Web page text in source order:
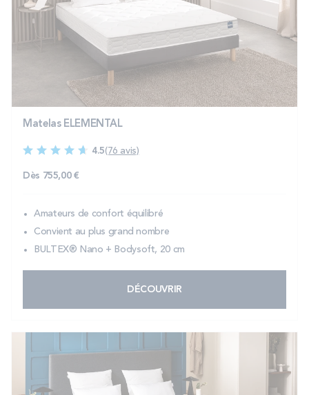
PROMOS
Nos engagements
Matelas ELEMENTAL
4.5(76 avis)
Dès 755,00 €
Amateurs de confort équilibré
Convient au plus grand nombre
BULTEX® Nano + Bodysoft, 20 cm
DÉCOUVRIR